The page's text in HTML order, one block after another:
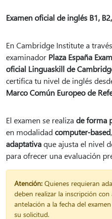
Examen oficial de inglés B1,
En Cambridge Institute a
examinador Plaza España
oficial Linguaskill de
certifica tu nivel de inglés
Marco Común Europeo de
El examen se realiza de forma
en modalidadcomputer-based
adaptativaque ajusta el nivel
para ofrecer una evaluación
Atención: Quienes requieran
deben realizar la inscripción
antelación a la fecha del
su solicitud.